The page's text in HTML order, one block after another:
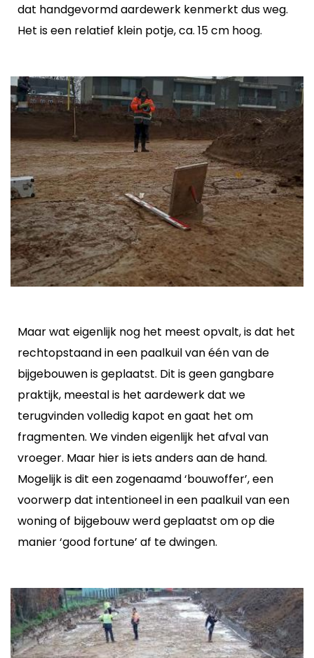
dat handgevormd aardewerk kenmerkt dus weg.
Het is een relatief klein potje, ca. 15 cm hoog.
Maar wat eigenlijk nog het meest opvalt, is dat het
rechtopstaand in een paalkuil van één van de
bijgebouwen is geplaatst. Dit is geen gangbare
praktijk, meestal is het aardewerk dat we
terugvinden volledig kapot en gaat het om
fragmenten. We vinden eigenlijk het afval van
vroeger. Maar hier is iets anders aan de hand.
Mogelijk is dit een zogenaamd ‘bouwoffer’, een
voorwerp dat intentioneel in een paalkuil van een
woning of bijgebouw werd geplaatst om op die
manier ‘good fortune’ af te dwingen.